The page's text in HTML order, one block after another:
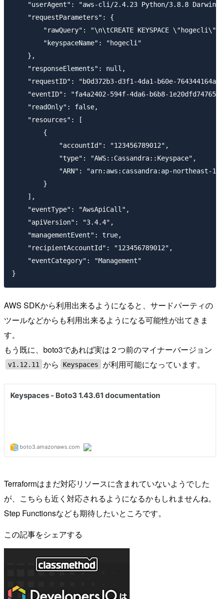
"userAgent": "aws-cli/2.4.23 Python/3.8.8
    "requestParameters": {
"rawQuery": "\n\tCREATE KEYSPACE
        "keyspaceName": "hogecli"
    },
    "responseElements": null,
"requestID": "b0d372b3-d3f1-4da1-b60e-
"eventID": "fa4a2402-594f-4da6-b6b8-
    "readOnly": false,
    "resources": [
        {
            "accountId": "123456789012",
            "type": "AWS::Cassandra::Keyspace",
"ARN": "arn:aws:cassandra:ap-northeast-
        }
    ],
    "eventType": "AwsApiCall",
    "apiVersion": "3.4.4",
    "managementEvent": true,
    "recipientAccountId": "123456789012",
    "eventCategory": "Management"
AWS SDKから利用出来るようになると、サードパーティの
ツールなどからも利用出来るようになる可能性が出てきま
す。
もう既に、boto3であれば実は２つ前のマイナーバージョン
v1.12.11 から Keyspaces が利用可能になっています。
Terraformはまだ対応リソースに含まれていないようでした
が、こちらも近く対応されるようになるかもしれませんね。
Step Functionsなども期待したいところです。
この記事をシェアする